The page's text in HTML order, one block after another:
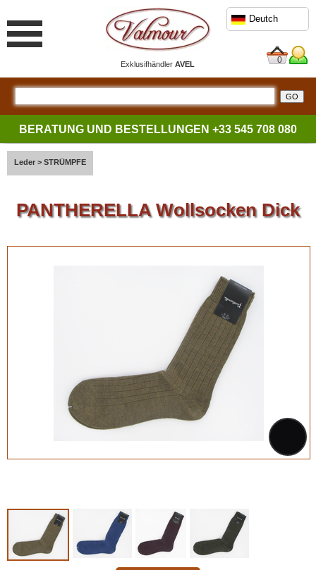
ExklusifhändlerAVEL
Deutch
0
BERATUNG UND BESTELLUNGEN +33 545 708 080
Leder > STRÜMPFE
PANTHERELLA Wollsocken Dick